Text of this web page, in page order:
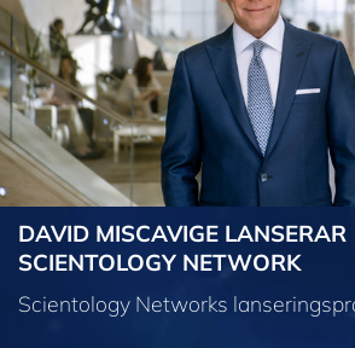
DAVID MISCAVIGE LANSERAR
SCIENTOLOGY NETWORK
Scientology Networks